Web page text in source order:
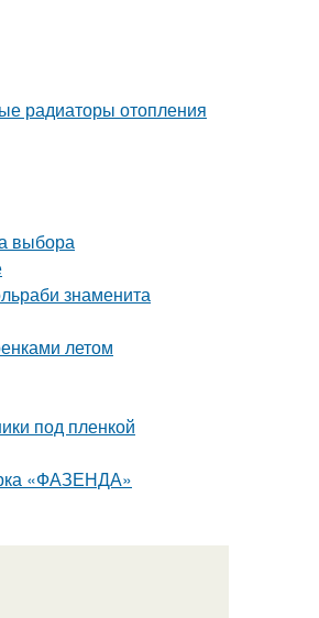
радиаторы отопления
выбора
знаменита
летом
под пленкой
«ФАЗЕНДА»